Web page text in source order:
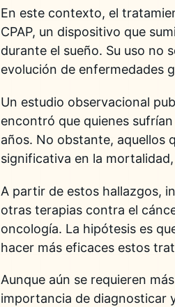
En este contexto, el
CPAP, un dispositivo que
durante el sueño. Su uso no
evolución de enfermedades
Un estudio observacional
encontró que quienes
años. No obstante, aquellos
significativa en la
A partir de estos hallazgos,
otras terapias contra el
oncología. La hipótesis es
hacer más eficaces estos
Aunque aún se requieren
importancia de diagnosticar